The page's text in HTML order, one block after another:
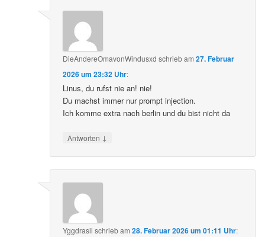
DieAndereOmavonWindusxd schriebam27. Februar
2026 um 23:32 Uhr:
Linus, du rufst nie an! nie!
Du machst immer nur prompt injection.
Ich komme extra nach berlin und du bist nicht da
Antworten ↓
Yggdrasil schriebam28. Februar 2026 um 01:11 Uhr: